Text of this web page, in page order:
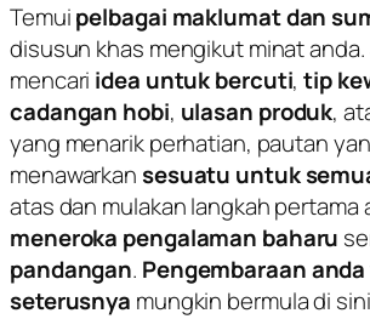
Temuipelbagai maklumat dan
disusun khas mengikut minat anda.
mencari idea untuk bercuti,tip
cadangan hobi, ulasan produk,
yang menarik perhatian, pautan
menawarkan sesuatu untuk
atas dan mulakan langkah pertama
meneroka pengalaman baharu
pandangan. Pengembaraan
seterusnya mungkin bermula di